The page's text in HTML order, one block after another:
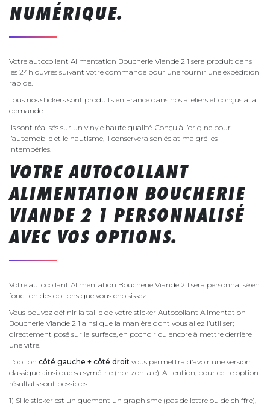
NUMÉRIQUE.
Votre autocollant Alimentation Boucherie Viande 2 1 sera produit dans
les 24h ouvrés suivant votre commande pour une fournir une expédition
rapide.
Tous nos stickers sont produits en France dans nos ateliers et conçus à la
demande.
Ils sont réalisés sur un vinyle haute qualité. Conçu à l’origine pour
l’automobile et le nautisme, il conservera son éclat malgré les
intempéries.
VOTRE AUTOCOLLANT
ALIMENTATION BOUCHERIE
VIANDE 2 1 PERSONNALISÉ
AVEC VOS OPTIONS.
Votre autocollant Alimentation Boucherie Viande 2 1 sera personnalisé en
fonction des options que vous choisissez.
Vous pouvez définir la taille de votre sticker Autocollant Alimentation
Boucherie Viande 2 1 ainsi que la manière dont vous allez l’utiliser;
directement posé sur la surface, en pochoir ou encore à mettre derrière
une vitre.
L’option côté gauche + côté droit vous permettra d’avoir une version
classique ainsi que sa symétrie (horizontale). Attention, pour cette option
résultats sont possibles.
1) Si le sticker est uniquement un graphisme (pas de lettre ou de chiffre),